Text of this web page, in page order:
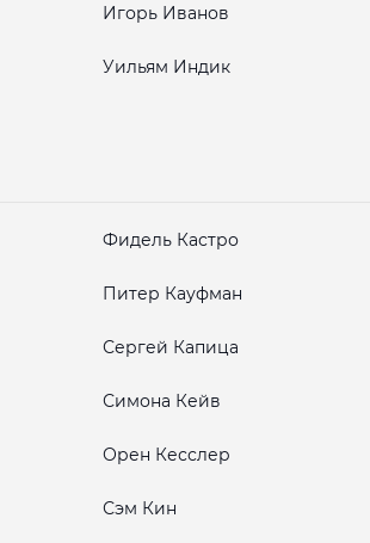
Игорь Иванов
Уильям Индик
Фидель Кастро
Питер Кауфман
Сергей Капица
Симона Кейв
Орен Кесслер
Сэм Кин